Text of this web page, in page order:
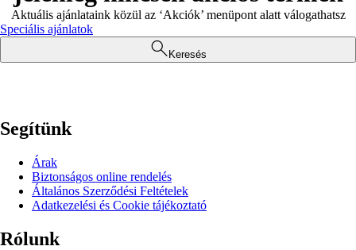
Aktuális ajánlataink közül az ‘Akciók’ menüpont alatt válogathatsz
Speciális ajánlatok
Keresés
Segítünk
Árak
Biztonságos online rendelés
Általános Szerződési Feltételek
Adatkezelési és Cookie tájékoztató
Rólunk